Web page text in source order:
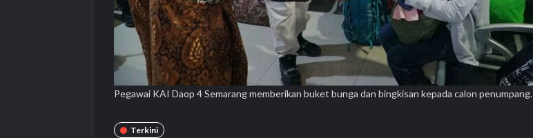
Pegawai KAI Daop 4 Semarang memberikan buket bunga dan bingkisan kepada calon penumpang.
Terkini